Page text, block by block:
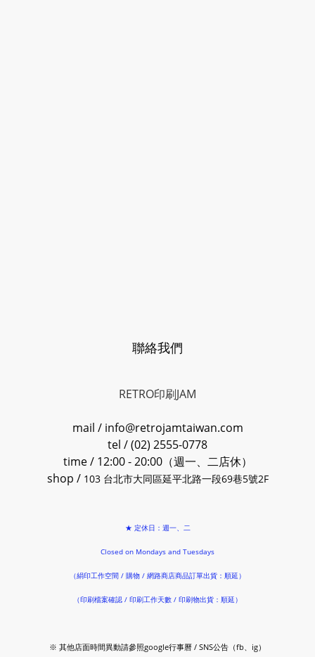
聯絡我們
RETRO印刷JAM
mail / info@retrojamtaiwan.com
tel / (02) 2555-0778
time / 12:00 - 20:00（週一、二店休）
shop / 103 台北市大同區延平北路一段69巷5號2F
★ 定休日：週一、二
Closed on Mondays and Tuesdays
（絹印工作空間 / 購物 / 網路商店商品訂單出貨：順延）
（印刷檔案確認 / 印刷工作天數 / 印刷物出貨：順延）
※ 其他店面時間異動請參照google行事曆 / SNS公告（fb、ig）